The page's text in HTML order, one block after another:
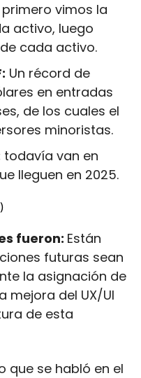
vimos la
activo, luego
cada activo.
Un récord de
en entradas
de los cuales el
minoristas.
todavía van en
lleguen en 2025.
)
fueron: Están
futuras sean
la asignación de
mejora del UX/UI
de esta
que se habló en el